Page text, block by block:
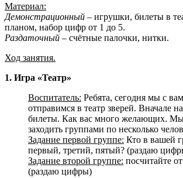
Материал:
Демонстрационный – игрушки, билеты в
планом, набор цифр от 1 до 5.
Раздаточный – счётные палочки, нитки.
Ход занятия.
1. Игра «Театр»
Воспитатель: Ребята, сегодня мы с
отправимся в театр зверей. Вначале
билеты. Как вас много желающих.
заходить группами по несколько
Задание первой группе: Кто в вашей
первый, третий, пятый? (раздаю
Задание второй группе: посчитайте
(раздаю цифры)